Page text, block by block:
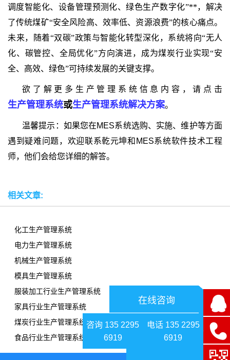
调度智能化、设备管理预测化、绿色生产数字化”**，解决
了传统煤矿“安全风险高、效率低、资源浪费”的核心痛点。
未来，随着“双碳”政策与智能化转型深化，系统将向“无人
化、碳管控、全局优化”方向演进，成为煤炭行业实现“安
全、高效、绿色”可持续发展的关键支撑。
欲了解更多生产管理系统信息内容，请点击
生产管理系统或生产管理系统解决方案。
温馨提示：如果您在MES系统选购、实施、维护等方面
遇到疑难问题，欢迎联系乾元坤和MES系统软件技术工程
师，他们会给您详细的解答。
相关文章:
化工生产管理系统
电力生产管理系统
机械生产管理系统
模具生产管理系统
服装加工行业生产管理系统
家具行业生产管理系统
煤炭行业生产管理系统
食品行业生产管理系统
在线咨询
咨询 135 2295
6919
电话 135 2295
6919